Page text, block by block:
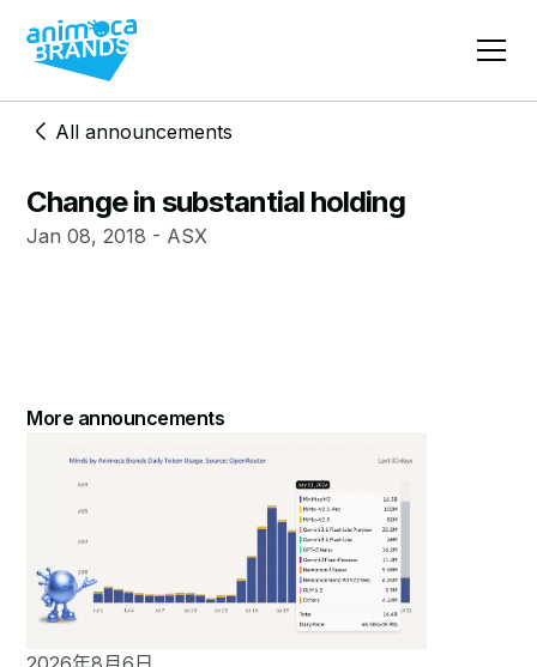
All announcements
Change in substantial holding
Jan 08, 2018 - ASX
More announcements